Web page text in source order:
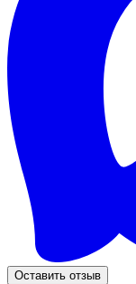
Оставить отзыв